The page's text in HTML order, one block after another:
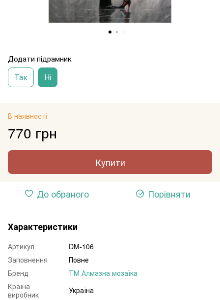
Додати підрамник
Так Ні
В наявності
770 грн
Купити
До обраного Порівняти
Характеристики
Артикул
DM-106
Заповнення
Повне
Бренд
ТМ Алмазна мозаїка
Країна
виробник
Україна